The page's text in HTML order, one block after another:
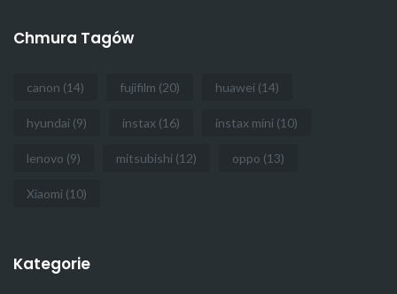
Chmura Tagów
canon (14) fujifilm (20) huawei (14)
hyundai (9) instax (16) instax mini (10)
lenovo (9) mitsubishi (12) oppo (13)
Xiaomi (10)
Kategorie